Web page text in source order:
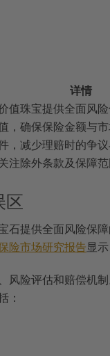
详情
值珠宝提供全面风险
，确保保险金额与市
，减少理赔时的争议
注除外条款及保障范
区
石提供全面风险保
险市场研究报告显
风险评估和赔偿机
：